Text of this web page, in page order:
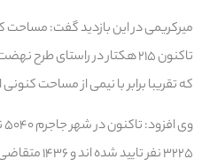
تاکنون ۲۱۵ هکتار در راستای
که تقریبا برابر با نیمی از مساحت
۳۲۲۵ نفر تایید شده اند و ۱۴۳۶ متقاضی نیز به پروژه ها وصل شده اند.